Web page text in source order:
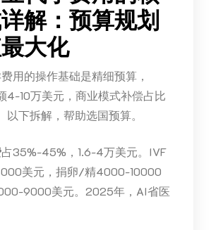
解：预算规划
大化
用的操作基础是精细预算，
4-10万美元，商业模式补偿占比
下拆解，帮助选国预算。
占35%-45%，1.6-4万美元。IVF
美元，捐卵/精4000-10000
9000美元。2025年，AI省医